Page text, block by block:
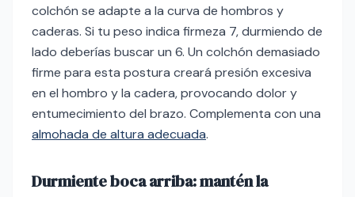
colchón se adapte a la curva de hombros y
caderas. Si tu peso indica firmeza 7, durmiendo de
lado deberías buscar un 6. Un colchón demasiado
firme para esta postura creará presión excesiva
en el hombro y la cadera, provocando dolor y
entumecimiento del brazo. Complementa con una
almohada de altura adecuada.
Durmiente boca arriba: mantén la